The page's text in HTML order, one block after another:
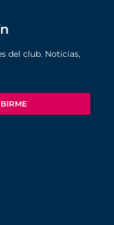
del club. Noticias,